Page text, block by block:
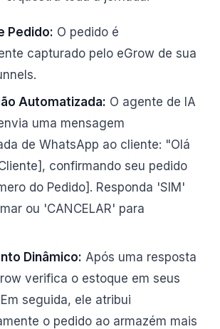
Pedido: O pedido é
capturado pelo eGrow de sua
Automatizada: O agente de IA
uma mensagem
de WhatsApp ao cliente: "Olá
confirmando seu pedido
do Pedido]. Responda 'SIM'
ou 'CANCELAR' para
Dinâmico: Após uma resposta
verifica o estoque em seus
seguida, ele atribui
o pedido ao armazém mais